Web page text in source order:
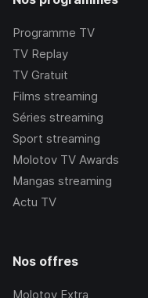
Programme TV
TV Replay
TV Gratuit
Films streaming
Séries streaming
Sport streaming
Molotov TV Awards
Mangas streaming
Actu TV
Nos offres
Molotov Extra